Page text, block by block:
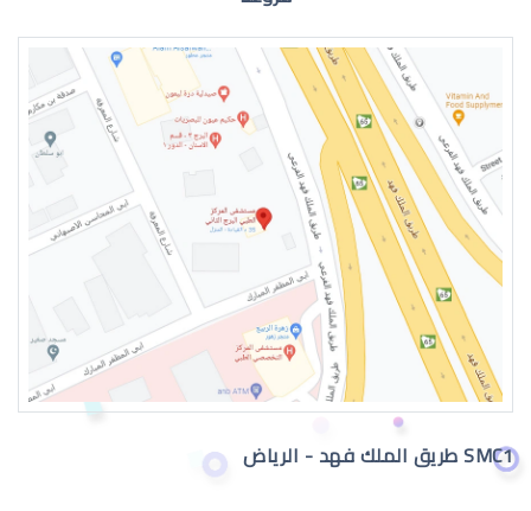
موانع الليزك
تصحيح النظر
SMC1 طريق الملك فهد - الرياض